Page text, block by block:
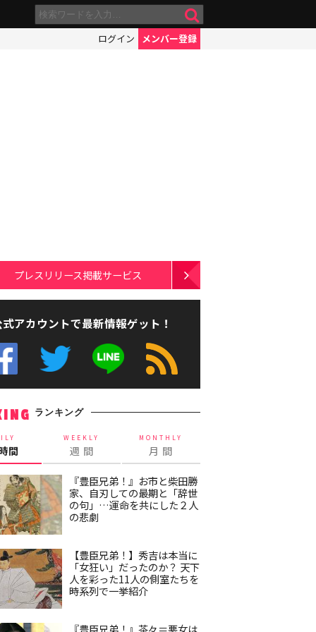
ログイン メンバー登録
プレスリリース掲載サービス
アカウントで最新情報ゲット！
ランキング
間
WEEKLY
週 間
MONTHLY
月 間
『豊臣兄弟！』お市と柴田勝
家、自刃しての最期と「辞世
の句」…運命を共にした２人
の悲劇
【豊臣兄弟！】秀吉は本当に
「女狂い」だったのか？ 天下
人を彩った11人の側室たちを
時系列で一挙紹介
『豊臣兄弟！』茶々＝悪女は